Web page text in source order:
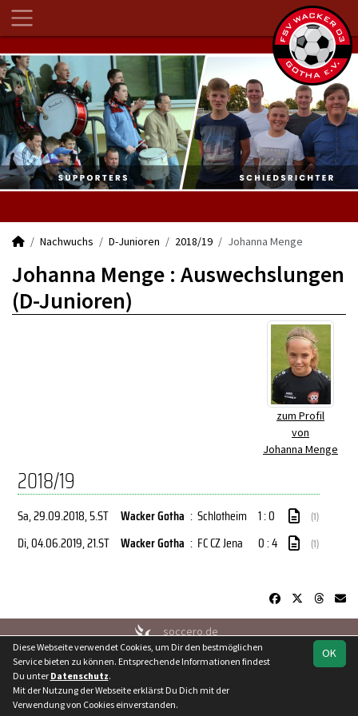
Nachwuchs D-Junioren 2018/19 Johanna Menge
Johanna Menge : Auswechslungen
(D-Junioren)
zum Profil
von
Johanna Menge
2018/19
Sa, 29.09.2018, 5.ST Wacker Gotha : Schlotheim 1 : 0 (1)
Di, 04.06.2019, 21.ST Wacker Gotha : FC CZ Jena 0 : 4 (1)
soccero.de
© 2006 - 2026
Besucherstatistik Kontakt
Datenschutz
OK
Diese Webseite verwendet Cookies, um Dir den bestmöglichen
Service bieten zu können. Entsprechende Informationen findest
Du unter Datenschutz.
Mit der Nutzung der Webseite erklärst Du Dich mit der
Verwendung von Cookies einverstanden.